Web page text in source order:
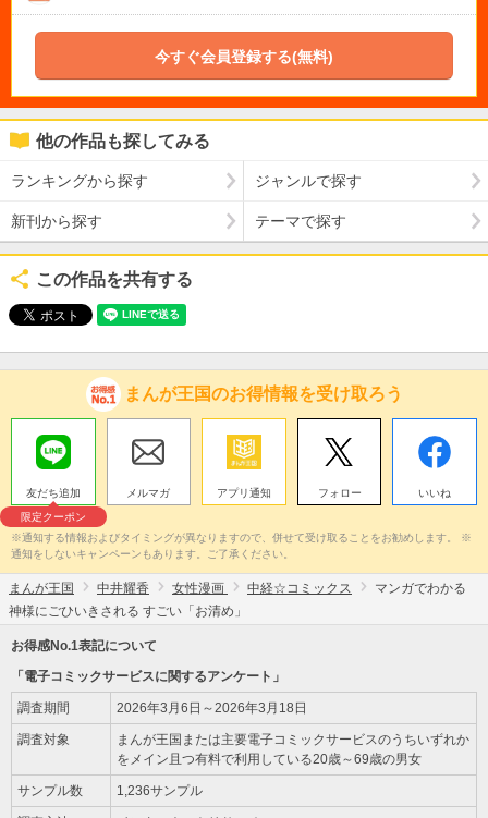
今すぐ会員登録する(無料)
他の作品も探してみる
ランキングから探す ジャンルで探す
新刊から探す テーマで探す
この作品を共有する
まんが王国のお得情報を受け取ろう
友だち追加
限定クーポン
メルマガ アプリ通知 フォロー いいね
※通知する情報およびタイミングが異なりますので、併せて受け取ることをお勧めします。 ※
通知をしないキャンペーンもあります。ご了承ください。
まんが王国 中井耀香 女性漫画 中経☆コミックス
マンガでわかる
神様にごひいきされる すごい「お清め」
お得感No.1表記について
「電子コミックサービスに関するアンケート」
調査期間 2026年3月6日～2026年3月18日
調査対象
まんが王国または主要電子コミックサービスのうちいずれか
をメイン且つ有料で利用している20歳～69歳の男女
サンプル数 1,236サンプル